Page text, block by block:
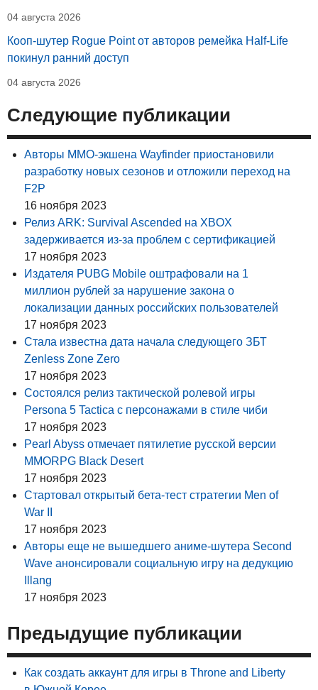
04 августа 2026
Кооп-шутер Rogue Point от авторов ремейка Half-Life
покинул ранний доступ
04 августа 2026
Следующие публикации
Авторы ММО-экшена Wayfinder приостановили
разработку новых сезонов и отложили переход на
F2P
16 ноября 2023
Релиз ARK: Survival Ascended на XBOX
задерживается из-за проблем с сертификацией
17 ноября 2023
Издателя PUBG Mobile оштрафовали на 1
миллион рублей за нарушение закона о
локализации данных российских пользователей
17 ноября 2023
Стала известна дата начала следующего ЗБТ
Zenless Zone Zero
17 ноября 2023
Состоялся релиз тактической ролевой игры
Persona 5 Tactica с персонажами в стиле чиби
17 ноября 2023
Pearl Abyss отмечает пятилетие русской версии
MMORPG Black Desert
17 ноября 2023
Стартовал открытый бета-тест стратегии Men of
War II
17 ноября 2023
Авторы еще не вышедшего аниме-шутера Second
Wave анонсировали социальную игру на дедукцию
Illang
17 ноября 2023
Предыдущие публикации
Как создать аккаунт для игры в Throne and Liberty